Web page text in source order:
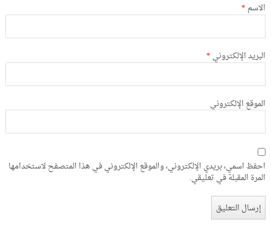
الاسم *
البريد الإلكتروني *
الموقع الإلكتروني
احفظ اسمي، بريدي الإلكتروني، والموقع الإلكتروني في هذا المتصفح لاستخدامها
المرة المقبلة في تعليقي.